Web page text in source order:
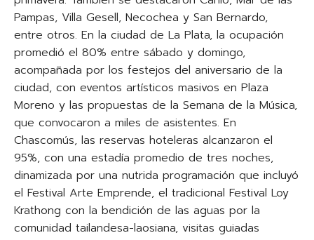
Pampas, Villa Gesell, Necochea y San Bernardo,
entre otros. En la ciudad de La Plata, la ocupación
promedió el 80% entre sábado y domingo,
acompañada por los festejos del aniversario de la
ciudad, con eventos artísticos masivos en Plaza
Moreno y las propuestas de la Semana de la Música,
que convocaron a miles de asistentes. En
Chascomús, las reservas hoteleras alcanzaron el
95%, con una estadía promedio de tres noches,
dinamizada por una nutrida programación que incluyó
el Festival Arte Emprende, el tradicional Festival Loy
Krathong con la bendición de las aguas por la
comunidad tailandesa-laosiana, visitas guiadas